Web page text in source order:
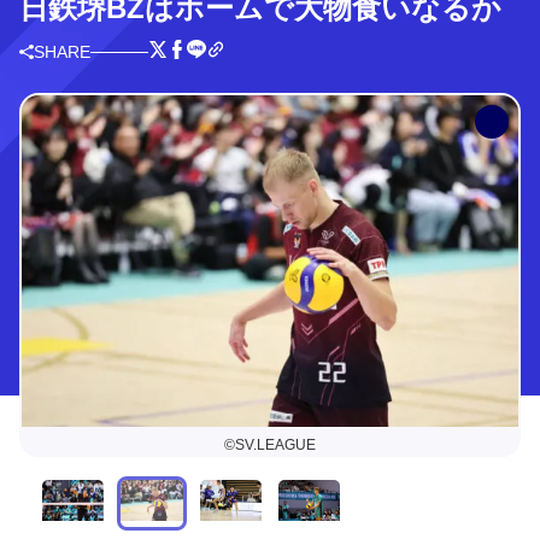
日鉄堺BZはホームで大物食いなるか
SHARE
©SV.LEAGUE